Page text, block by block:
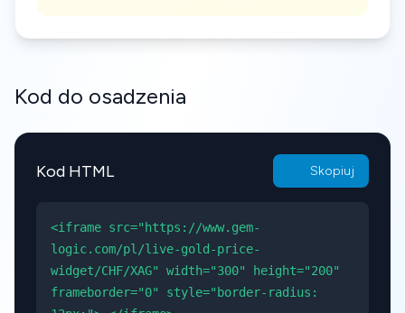
Kod do osadzenia
Kod HTML Skopiuj
<iframe src="https://www.gem-
logic.com/pl/live-gold-price-
widget/CHF/XAG" width="300" height="200"
frameborder="0" style="border-radius: